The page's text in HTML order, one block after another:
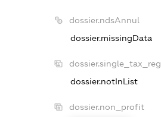
dossier.ndsAnnul
dossier.missingData
dossier.single_tax_reg
dossier.notInList
dossier.non_profit